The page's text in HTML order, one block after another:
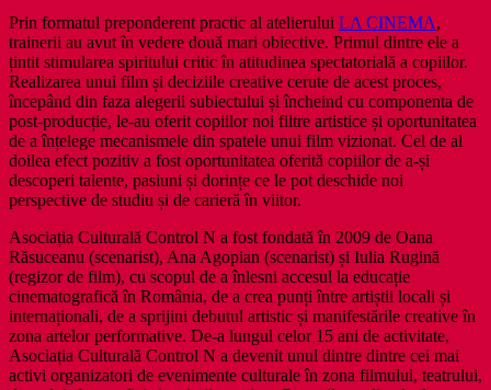
Prin formatul preponderent practic al atelierului LA CINEMA,
trainerii au avut în vedere două mari obiective. Primul dintre ele a
țintit stimularea spiritului critic în atitudinea spectatorială a copiilor.
Realizarea unui film și deciziile creative cerute de acest proces,
începând din faza alegerii subiectului și încheind cu componenta de
post-producție, le-au oferit copiilor noi filtre artistice și oportunitatea
de a înțelege mecanismele din spatele unui film vizionat. Cel de al
doilea efect pozitiv a fost oportunitatea oferită copiilor de a-și
descoperi talente, pasiuni și dorințe ce le pot deschide noi
perspective de studiu și de carieră în viitor.
Asociația Culturală Control N a fost fondată în 2009 de Oana
Răsuceanu (scenarist), Ana Agopian (scenarist) și Iulia Rugină
(regizor de film), cu scopul de a înlesni accesul la educație
cinematografică în România, de a crea punți între artiștii locali și
internaționali, de a sprijini debutul artistic și manifestările creative în
zona artelor performative. De-a lungul celor 15 ani de activitate,
Asociația Culturală Control N a devenit unul dintre dintre cei mai
activi organizatori de evenimente culturale în zona filmului, teatrului,